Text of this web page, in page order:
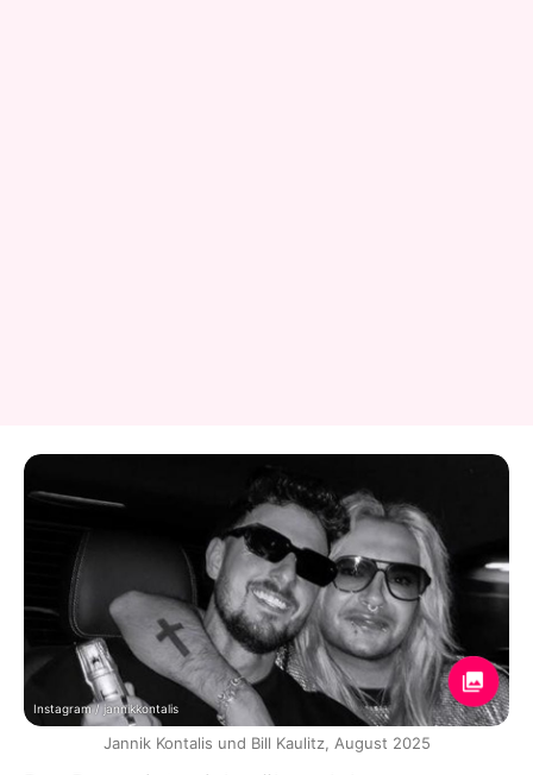
Instagram / jannikkontalis
Jannik Kontalis und Bill Kaulitz, August 2025